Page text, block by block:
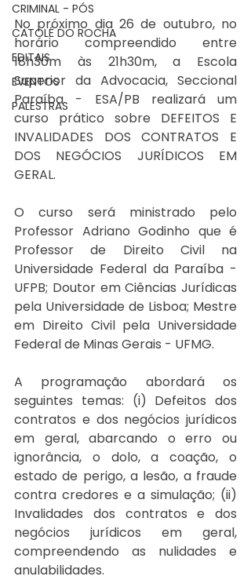
CRIMINAL - PÓS
CATOLÉ DO ROCHA
EDITAIS
EVENTOS
PALESTRAS
No próximo dia 26 de outubro, no
horário compreendido entre
18h30m às 21h30m, a Escola
Superior da Advocacia, Seccional
Paraíba - ESA/PB realizará um
curso prático sobre DEFEITOS E
INVALIDADES DOS CONTRATOS E
DOS NEGÓCIOS JURÍDICOS EM
GERAL.
O curso será ministrado pelo
Professor Adriano Godinho que é
Professor de Direito Civil na
Universidade Federal da Paraíba -
UFPB; Doutor em Ciências Jurídicas
pela Universidade de Lisboa; Mestre
em Direito Civil pela Universidade
Federal de Minas Gerais - UFMG.
A programação abordará os
seguintes temas: (i) Defeitos dos
contratos e dos negócios jurídicos
em geral, abarcando o erro ou
ignorância, o dolo, a coação, o
estado de perigo, a lesão, a fraude
contra credores e a simulação; (ii)
Invalidades dos contratos e dos
negócios jurídicos em geral,
compreendendo as nulidades e
anulabilidades.